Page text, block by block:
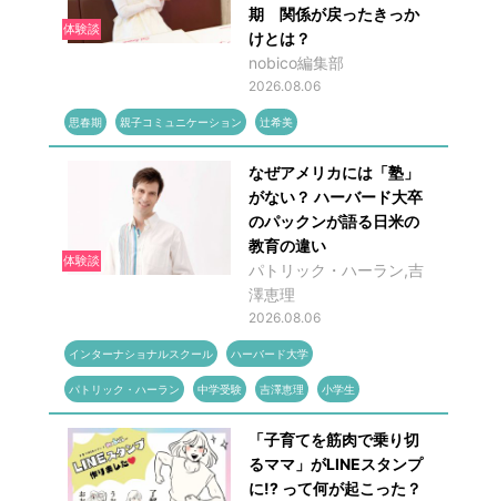
体験談
期 関係が戻ったきっか
けとは？
nobico編集部
2026.08.06
思春期 親子コミュニケーション 辻希美
体験談
なぜアメリカには「塾」
がない？ ハーバード大卒
のパックンが語る日米の
教育の違い
パトリック・ハーラン,吉
澤恵理
2026.08.06
インターナショナルスクール ハーバード大学
パトリック・ハーラン 中学受験 吉澤恵理 小学生
「子育てを筋肉で乗り切
るママ」がLINEスタンプ
に!? って何が起こった？